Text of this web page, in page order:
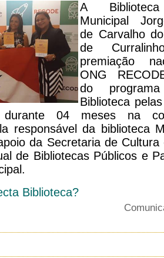
A
Municipal
de Carvalho
de
premiação
ONG
do
Biblioteca
durante 04 meses na
responsável da biblioteca
da Secretaria de Cultura
de Bibliotecas Públicos e
Biblioteca?